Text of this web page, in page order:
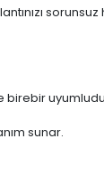
birebir
sunar.